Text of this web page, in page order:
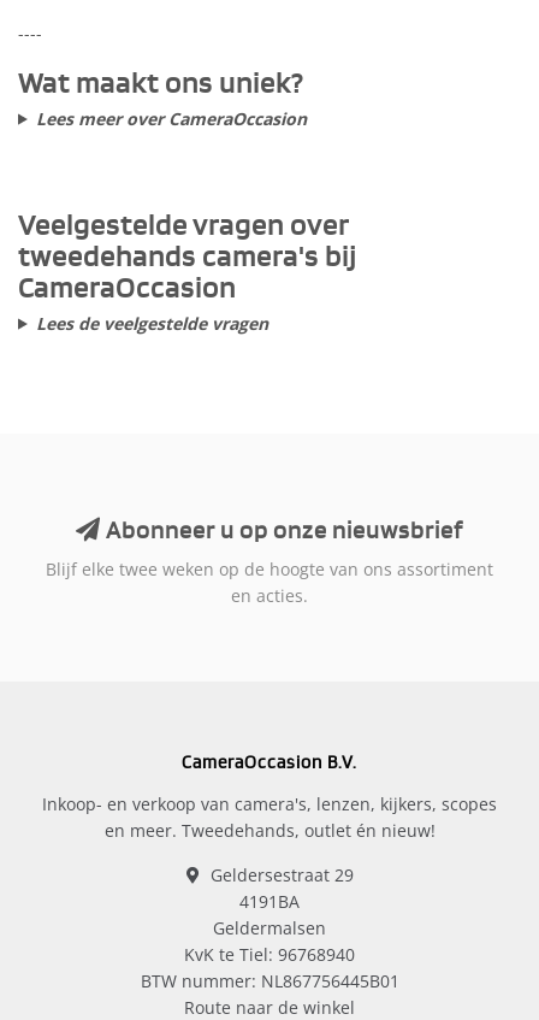
----
Wat maakt ons uniek?
Lees meer over CameraOccasion
Veelgestelde vragen over
tweedehands camera's bij
CameraOccasion
Lees de veelgestelde vragen
Abonneer u op onze nieuwsbrief
Blijf elke twee weken op de hoogte van ons assortiment
en acties.
CameraOccasion B.V.
Inkoop- en verkoop van camera's, lenzen, kijkers, scopes
en meer. Tweedehands, outlet én nieuw!
Geldersestraat 29
4191BA
Geldermalsen
KvK te Tiel: 96768940
BTW nummer: NL867756445B01
Route naar de winkel